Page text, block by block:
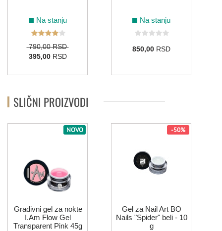
Na stanju
790,00 RSD
395,00RSD
Na stanju
850,00RSD
SLIČNI PROIZVODI
NOVO
Gradivni gel za nokte
I.Am Flow Gel
Transparent Pink 45g
-50%
Gel za Nail Art BO
Nails "Spider" beli - 10
g